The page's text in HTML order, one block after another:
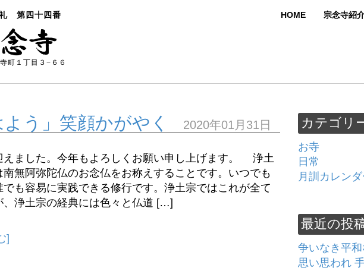
第四十四番
町１丁目３−６６
HOME 宗念寺紹
よう」笑顔かがやく 2020年01月31日
ました。今年もよろしくお願い申し上げます。 浄土
南無阿弥陀仏のお念仏をお称えすることです。いつでも
でも容易に実践できる修行です。浄土宗ではこれが全て
、浄土宗の経典には色々と仏道 […]
]
カテゴリ
お寺
日常
月訓カレン
最近の投
争いなき平
思い思われ